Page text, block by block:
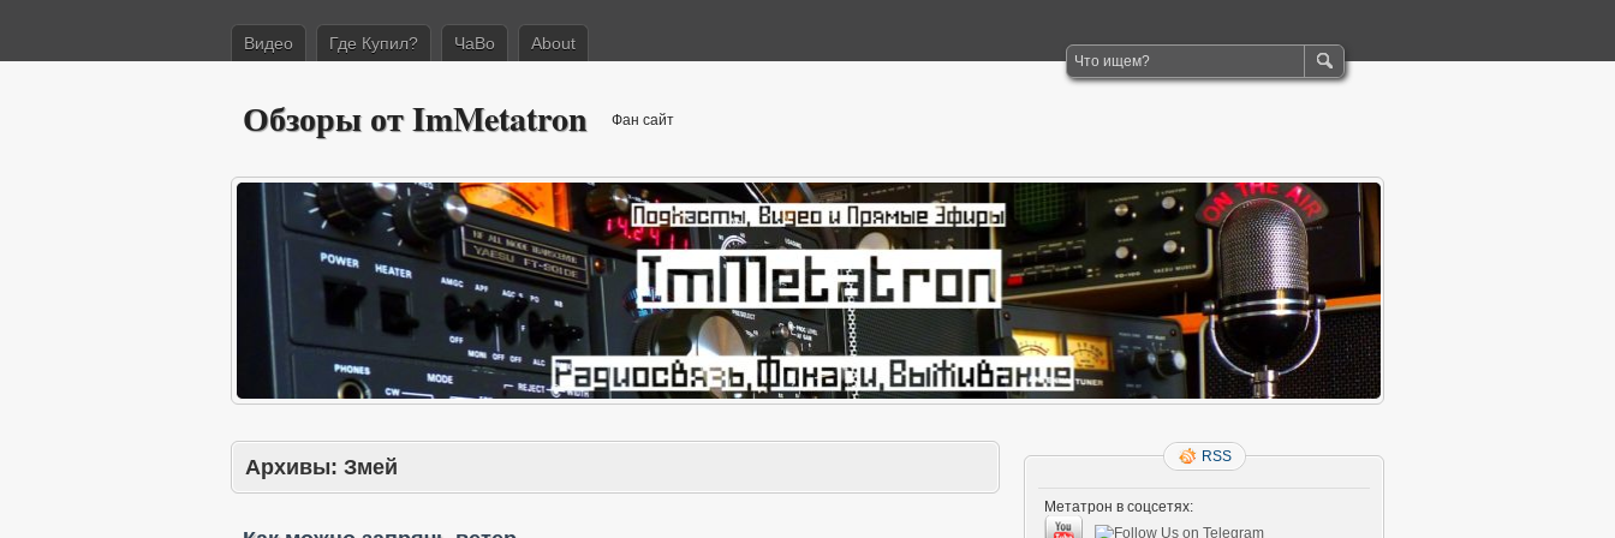
Видео Где Купил? ЧаВо About
Обзоры от ImMetatron Фан сайт
Архивы: Змей RSS
Метатрон в соцсетях: